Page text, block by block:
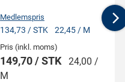
Medlemspris
134,73 / STK 22,45 / M
Pris (inkl. moms)
149,70 / STK 24,00 /
M